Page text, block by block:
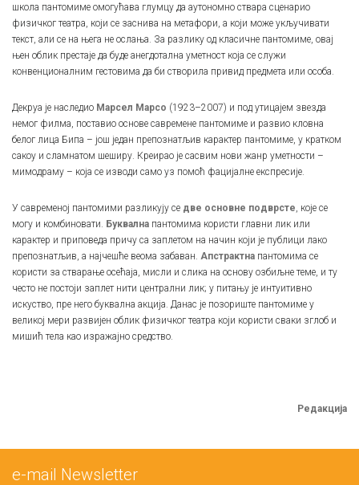
школа пантомиме омогућава глумцу да аутономно ствара сценарио
физичког театра, који се заснива на метафори, а који може укључивати
текст, али се на њега не ослања. За разлику од класичне пантомиме, овај
њен облик престаје да буде анегдотална уметност која се служи
конвенционалним гестовима да би створила привид предмета или особа.
Декруа је наследио Марсел Марсо (1923–2007) и под утицајем звезда
немог филма, поставио основе савремене пантомиме и развио кловна
белог лица Бипа – још један препознатљив карактер пантомиме, у кратком
сакоу и сламнатом шеширу. Креирао је сасвим нови жанр уметности –
мимодраму – која се изводи само уз помоћ фацијалне експресије.
У савременој пантомими разликују се две основне подврсте, које се
могу и комбиновати. Буквална пантомима користи главни лик или
карактер и приповеда причу са заплетом на начин који је публици лако
препознатљив, а најчешће веома забаван. Апстрактна пантомима се
користи за стварање осећаја, мисли и слика на основу озбиљне теме, и ту
често не постоји заплет нити централни лик; у питању је интуитивно
искуство, пре него буквална акција. Данас је позориште пантомиме у
великој мери развијен облик физичког театра који користи сваки зглоб и
мишић тела као изражајно средство.
Редакција
е-mail Newsletter